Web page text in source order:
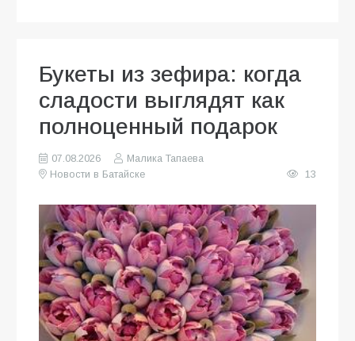
Букеты из зефира: когда
сладости выглядят как
полноценный подарок
07.08.2026
Малика Тапаева
Новости в Батайске
13